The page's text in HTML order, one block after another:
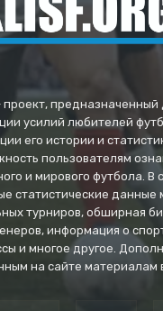
– проект,
усилий любителей
его истории и
пользователям
и мирового футбола. В
статистические
турниров, обширная
информация о
и многое другое.
на сайте материалам